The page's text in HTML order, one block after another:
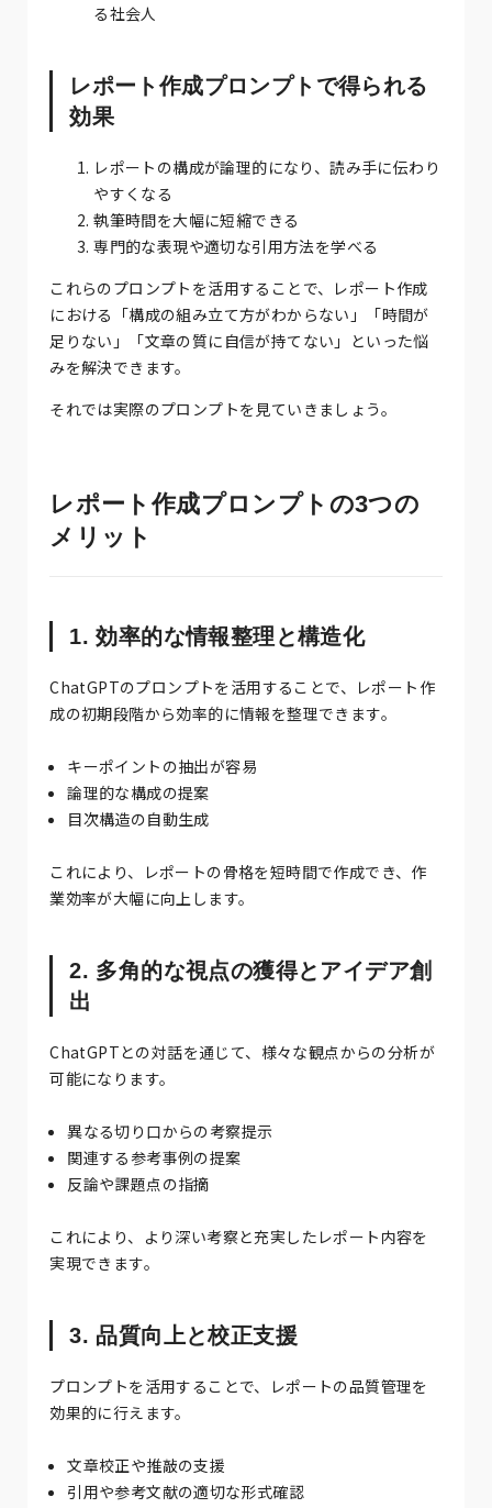
る社会人
レポート作成プロンプトで得られる
効果
レポートの構成が論理的になり、読み手に伝わり
やすくなる
執筆時間を大幅に短縮できる
専門的な表現や適切な引用方法を学べる
これらのプロンプトを活用することで、レポート作成
における「構成の組み立て方がわからない」「時間が
足りない」「文章の質に自信が持てない」といった悩
みを解決できます。
それでは実際のプロンプトを見ていきましょう。
レポート作成プロンプトの3つの
メリット
1. 効率的な情報整理と構造化
ChatGPTのプロンプトを活用することで、レポート作
成の初期段階から効率的に情報を整理できます。
キーポイントの抽出が容易
論理的な構成の提案
目次構造の自動生成
これにより、レポートの骨格を短時間で作成でき、作
業効率が大幅に向上します。
2. 多角的な視点の獲得とアイデア創
出
ChatGPTとの対話を通じて、様々な観点からの分析が
可能になります。
異なる切り口からの考察提示
関連する参考事例の提案
反論や課題点の指摘
これにより、より深い考察と充実したレポート内容を
実現できます。
3. 品質向上と校正支援
プロンプトを活用することで、レポートの品質管理を
効果的に行えます。
文章校正や推敲の支援
引用や参考文献の適切な形式確認